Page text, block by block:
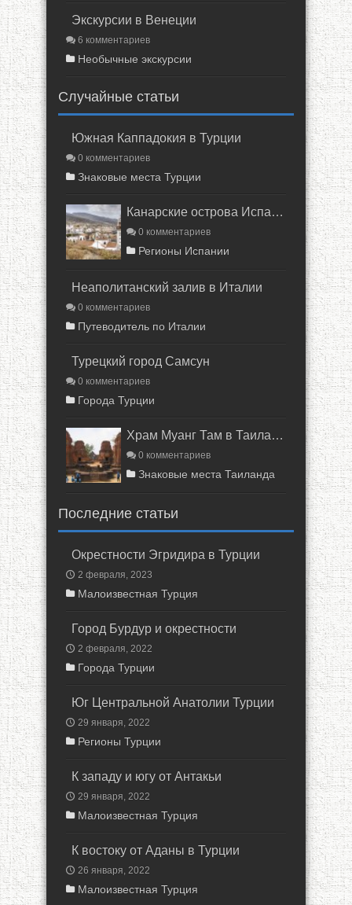
Экскурсии в Венеции
6 комментариев
Необычные экскурсии
Случайные статьи
Южная Каппадокия в Турции
0 комментариев
Знаковые места Турции
Канарские острова Испании
0 комментариев
Регионы Испании
Неаполитанский залив в Италии
0 комментариев
Путеводитель по Италии
Турецкий город Самсун
0 комментариев
Города Турции
Храм Муанг Там в Таиланде
0 комментариев
Знаковые места Таиланда
Последние статьи
Окрестности Эгридира в Турции
2 февраля, 2023
Малоизвестная Турция
Город Бурдур и окрестности
2 февраля, 2022
Города Турции
Юг Центральной Анатолии Турции
29 января, 2022
Регионы Турции
К западу и югу от Антакьи
29 января, 2022
Малоизвестная Турция
К востоку от Аданы в Турции
26 января, 2022
Малоизвестная Турция